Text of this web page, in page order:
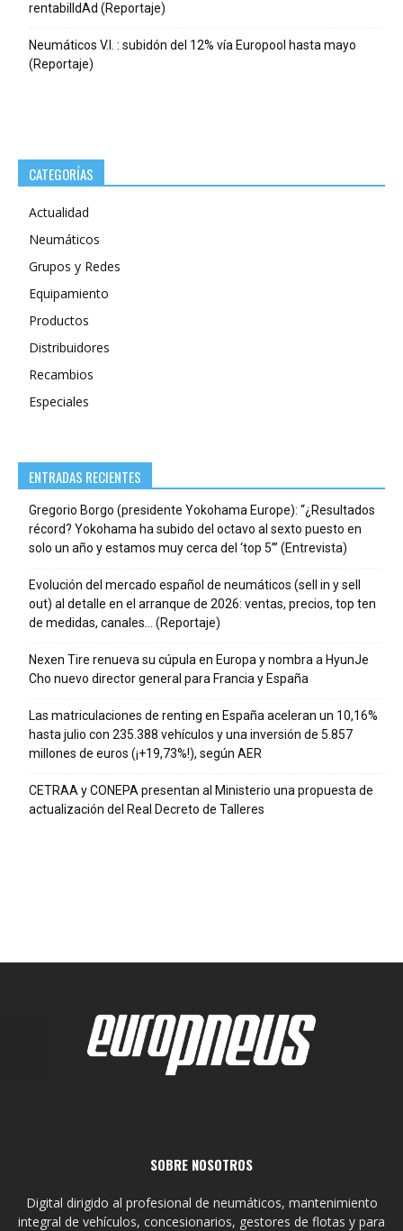
rentabilIdAd (Reportaje)
Neumáticos V.I. : subidón del 12% vía Europool hasta mayo
(Reportaje)
CATEGORÍAS
Actualidad
Neumáticos
Grupos y Redes
Equipamiento
Productos
Distribuidores
Recambios
Especiales
ENTRADAS RECIENTES
Gregorio Borgo (presidente Yokohama Europe): “¿Resultados
récord? Yokohama ha subido del octavo al sexto puesto en
solo un año y estamos muy cerca del ‘top 5’” (Entrevista)
Evolución del mercado español de neumáticos (sell in y sell
out) al detalle en el arranque de 2026: ventas, precios, top ten
de medidas, canales… (Reportaje)
Nexen Tire renueva su cúpula en Europa y nombra a HyunJe
Cho nuevo director general para Francia y España
Las matriculaciones de renting en España aceleran un 10,16%
hasta julio con 235.388 vehículos y una inversión de 5.857
millones de euros (¡+19,73%!), según AER
CETRAA y CONEPA presentan al Ministerio una propuesta de
actualización del Real Decreto de Talleres
SOBRE NOSOTROS
Digital dirigido al profesional de neumáticos, mantenimiento
integral de vehículos, concesionarios, gestores de flotas y para